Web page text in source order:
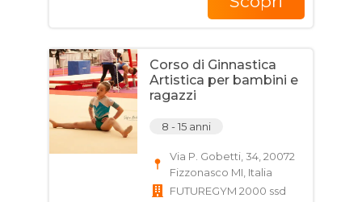
Corso di Ginnastica
Artistica per bambini e
ragazzi
8 - 15 anni
Via P. Gobetti, 34, 20072
Fizzonasco MI, Italia
FUTUREGYM 2000 ssd